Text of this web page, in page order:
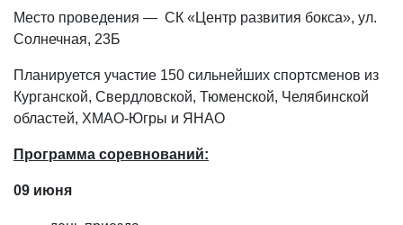
Место проведения — СК «Центр развития бокса», ул.
Солнечная, 23Б
Планируется участие 150 сильнейших спортсменов из
Курганской, Свердловской, Тюменской, Челябинской
областей, ХМАО-Югры и ЯНАО
Программа соревнований:
09 июня